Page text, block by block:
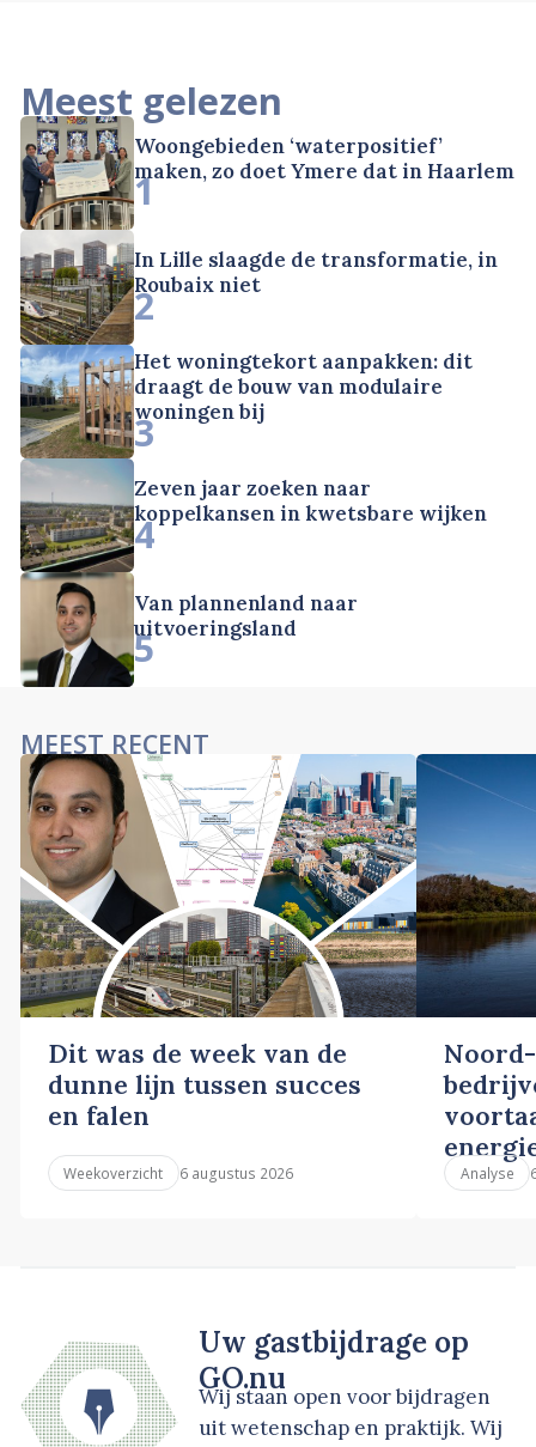
Meest gelezen
Woongebieden ‘waterpositief’
maken, zo doet Ymere dat in Haarlem
1
In Lille slaagde de transformatie, in
Roubaix niet
2
Het woningtekort aanpakken: dit
draagt de bouw van modulaire
woningen bij
3
Zeven jaar zoeken naar
koppelkansen in kwetsbare wijken
4
Van plannenland naar
uitvoeringsland
5
MEEST RECENT
Dit was de week van de
dunne lijn tussen succes
en falen
Weekoverzicht 6 augustus 2026 Analyse
Uw gastbijdrage op
GO.nu
Wij staan open voor bijdragen
uit wetenschap en praktijk. Wij